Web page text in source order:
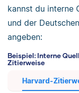
kannst du interne
und der
angeben:
Beispiel: Interne
Zitierweise
Harvard-